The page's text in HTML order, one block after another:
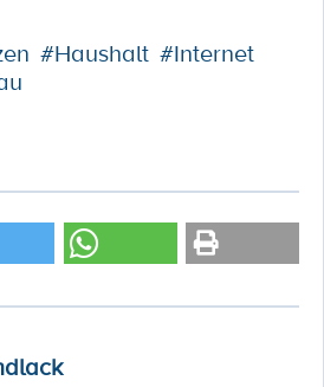
#Haushalt #Internet